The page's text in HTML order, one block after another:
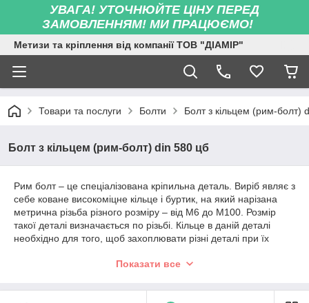
УВАГА! УТОЧНЮЙТЕ ЦІНУ ПЕРЕД
ЗАМОВЛЕННЯМ! МИ ПРАЦЮЄМО!
Метизи та кріплення від компанії ТОВ "ДІАМІР"
Товари та послуги Болти Болт з кільцем (рим-болт)
Болт з кільцем (рим-болт) din 580 цб
Рим болт – це спеціалізована кріпильна деталь. Виріб являє з
себе коване високоміцне кільце і буртик, на який нарізана
метрична різьба різного розміру – від М6 до М100. Розмір
такої деталі визначається по різьбі. Кільце в даній деталі
необхідно для того, щоб захоплювати різні деталі при їх
виготовлення метиз додатково оцинковується
Показати все